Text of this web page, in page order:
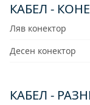
КАБЕЛ -
Ляв конектор
Десен конектор
КАБЕЛ -